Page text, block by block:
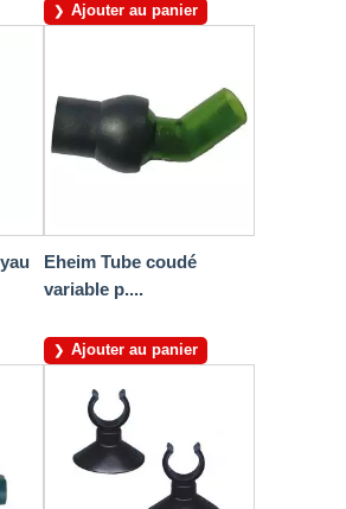
Ajouter au panier
Eheim Tube coudé
variable p....
Ajouter au panier